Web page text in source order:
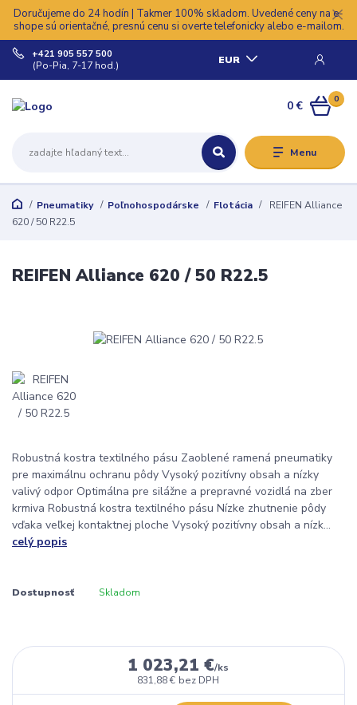
Doručujeme do 24 hodín | Takmer 100% skladom. Uvedené ceny na e-
shope sú orientačné, presnú cenu si overte telefonicky alebo e-mailom.
Menu
EUR
+421 905 557 500
(Po-Pia, 7-17 hod.)
0
0 €
Pneumatiky Poľnohospodárske Flotácia
REIFEN Alliance
620 / 50 R22.5
REIFEN Alliance 620 / 50 R22.5
Robustná kostra textilného pásu Zaoblené ramená pneumatiky
pre maximálnu ochranu pôdy Vysoký pozitívny obsah a nízky
valivý odpor Optimálna pre silážne a prepravné vozidlá na zber
krmiva Robustná kostra textilného pásu Nízke zhutnenie pôdy
vďaka veľkej kontaktnej ploche Vysoký pozitívny obsah a nízk...
celý popis
Dostupnosť Skladom
1 023,21 €/ks
831,88 € bez DPH